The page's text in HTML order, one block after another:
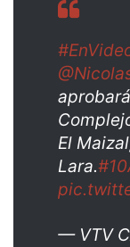
El
Lara.
— VTV